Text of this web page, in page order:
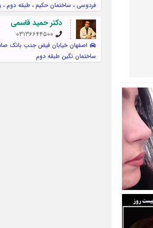
فردوسی ، ساختمان حکیم ، طبقه دوم ،
دکتر حمید قاسمی
03136644500
اصفهان خیابان فیض جنب بانک
ساختمان نگین طبقه دوم